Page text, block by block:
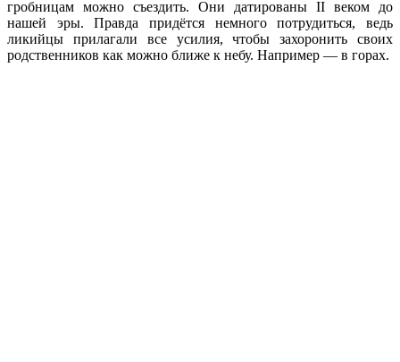
гробницам можно съездить. Они датированы II веком до
нашей эры. Правда придётся немного потрудиться, ведь
ликийцы прилагали все усилия, чтобы захоронить своих
родственников как можно ближе к небу. Например — в горах.